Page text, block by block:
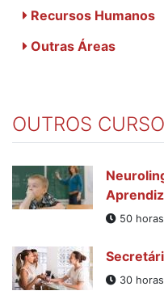
Recursos Humanos
Outras Áreas
OUTROS
50 horas
30 horas